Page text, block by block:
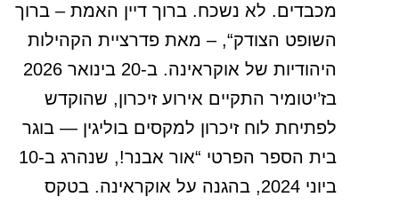
מכבדים. לא נשכח. ברוך דיין האמת – ברוך
השופט הצודק“, – מאת פדרציית הקהילות
היהודיות של אוקראינה. ב-20 בינואר 2026
בז’יטומיר התקיים אירוע זיכרון, שהוקדש
לפתיחת לוח זיכרון למקסים בוליגין — בוגר
בית הספר הפרטי “אור אבנר!, שנהרג ב-10
ביוני 2024, בהגנה על אוקראינה. בטקס